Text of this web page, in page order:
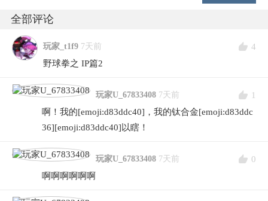
全部评论
玩家_t1f9 7天前
4
野球拳之 IP篇2
玩家U_67833408 7天前
1
啊！我的[emoji:d83ddc40]，我的钛合金[emoji:d83ddc
36][emoji:d83ddc40]以瞎！
玩家U_67833408 7天前
0
啊啊啊啊啊啊